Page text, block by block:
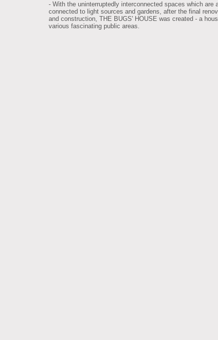
- With the uninterruptedly interconnected spaces which are
connected to light sources and gardens, after the final
and construction, THE BUGS' HOUSE was created - a
various fascinating public areas.